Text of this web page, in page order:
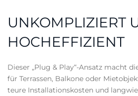
UNKOMPLIZIERT
HOCHEFFIZIENT
Dieser „Plug & Play“-Ansatz macht
für Terrassen, Balkone oder
teure Installationskosten und